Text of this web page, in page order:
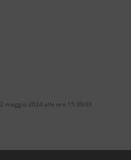
maggio 2024 alle ore 15:39:03